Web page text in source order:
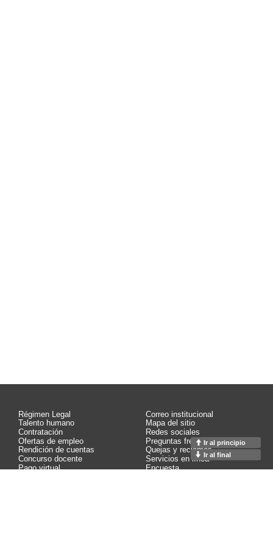
Ir al principio
Ir al final
Régimen Legal
Talento humano
Contratación
Ofertas de empleo
Rendición de cuentas
Concurso docente
Pago virtual
Correo institucional
Mapa del sitio
Redes sociales
Preguntas frecuentes
Quejas y reclamos
Servicios en línea
Encuesta